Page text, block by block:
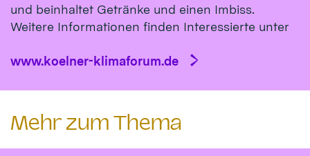
und beinhaltet Getränke und einen Imbiss.
Weitere Informationen finden Interessierte unter
www.koelner-klimaforum.de
Mehr zum Thema